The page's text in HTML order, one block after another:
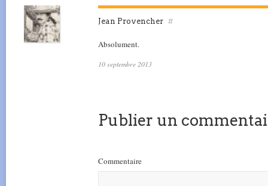
Jean Provencher #
Absolument.
10 septembre 2013
Publier un
Commentaire